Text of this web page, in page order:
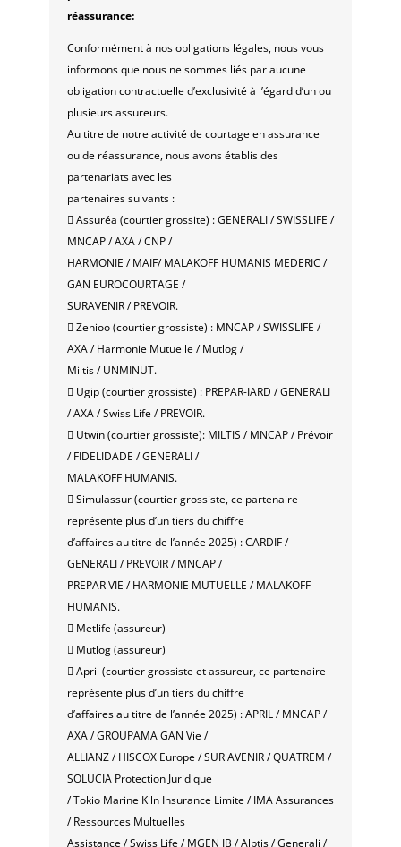
réassurance:
Conformément à nos obligations légales, nous vous
informons que nous ne sommes liés par aucune
obligation contractuelle d’exclusivité à l’égard d’un ou
plusieurs assureurs.
Au titre de notre activité de courtage en assurance
ou de réassurance, nous avons établis des
partenariats avec les
partenaires suivants :
 Assuréa (courtier grossite) : GENERALI / SWISSLIFE /
MNCAP / AXA / CNP /
HARMONIE / MAIF/ MALAKOFF HUMANIS MEDERIC /
GAN EUROCOURTAGE /
SURAVENIR / PREVOIR.
 Zenioo (courtier grossiste) : MNCAP / SWISSLIFE /
AXA / Harmonie Mutuelle / Mutlog /
Miltis / UNMINUT.
 Ugip (courtier grossiste) : PREPAR-IARD / GENERALI
/ AXA / Swiss Life / PREVOIR.
 Utwin (courtier grossiste): MILTIS / MNCAP / Prévoir
/ FIDELIDADE / GENERALI /
MALAKOFF HUMANIS.
 Simulassur (courtier grossiste, ce partenaire
représente plus d’un tiers du chiffre
d’affaires au titre de l’année 2025) : CARDIF /
GENERALI / PREVOIR / MNCAP /
PREPAR VIE / HARMONIE MUTUELLE / MALAKOFF
HUMANIS.
 Metlife (assureur)
 Mutlog (assureur)
 April (courtier grossiste et assureur, ce partenaire
représente plus d’un tiers du chiffre
d’affaires au titre de l’année 2025) : APRIL / MNCAP /
AXA / GROUPAMA GAN Vie /
ALLIANZ / HISCOX Europe / SUR AVENIR / QUATREM /
SOLUCIA Protection Juridique
/ Tokio Marine Kiln Insurance Limite / IMA Assurances
/ Ressources Multuelles
Assistance / Swiss Life / MGEN IB / Alptis / Generali /